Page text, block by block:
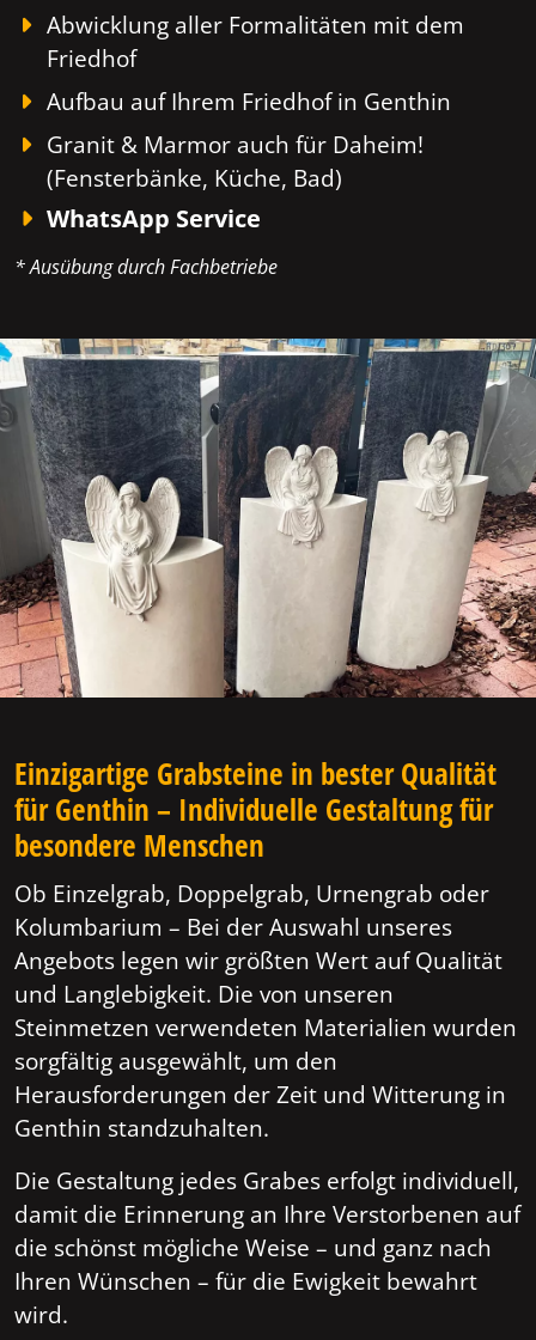
Abwicklung aller Formalitäten mit dem
Friedhof
Aufbau auf Ihrem Friedhof in Genthin
Granit & Marmor auch für Daheim!
(Fensterbänke, Küche, Bad)
WhatsApp Service
* Ausübung durch Fachbetriebe
Einzigartige Grabsteine in bester Qualität
für Genthin – Individuelle Gestaltung für
besondere Menschen
Ob Einzelgrab, Doppelgrab, Urnengrab oder
Kolumbarium – Bei der Auswahl unseres
Angebots legen wir größten Wert auf Qualität
und Langlebigkeit. Die von unseren
Steinmetzen verwendeten Materialien wurden
sorgfältig ausgewählt, um den
Herausforderungen der Zeit und Witterung in
Genthin standzuhalten.
Die Gestaltung jedes Grabes erfolgt individuell,
damit die Erinnerung an Ihre Verstorbenen auf
die schönst mögliche Weise – und ganz nach
Ihren Wünschen – für die Ewigkeit bewahrt
wird.